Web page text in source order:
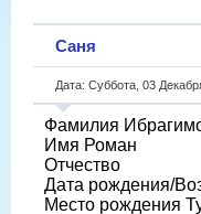
Саня
Дата: Суббота, 03
Фамилия
Имя Роман
Отчество
Дата рождения/
Место рождения